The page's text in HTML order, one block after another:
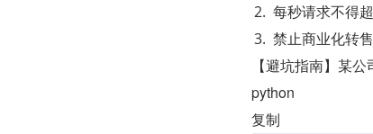
每秒请求不得
禁止商业化转
【避坑指南】某
python
复制